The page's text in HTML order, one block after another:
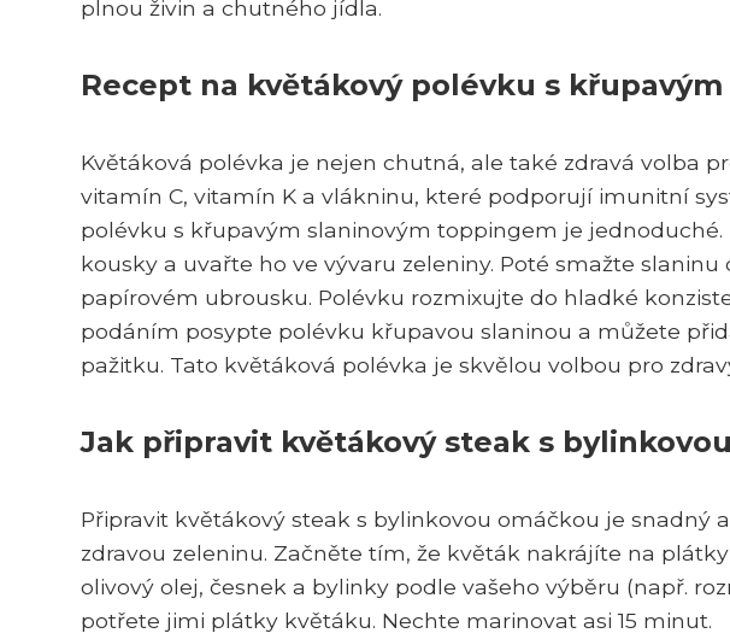
plnou živin a chutného jídla.
Recept na květákový polévku s
Květáková polévka je nejen chutná, ale také zdravá volba
vitamín C, vitamín K a vlákninu, které podporují imunitní
polévku s křupavým slaninovým toppingem je
kousky a uvařte ho ve vývaru zeleniny. Poté smažte
papírovém ubrousku. Polévku rozmixujte do hladké
podáním posypte polévku křupavou slaninou a můžete
pažitku. Tato květáková polévka je skvělou volbou pro
Jak připravit květákový steak s
Připravit květákový steak s bylinkovou omáčkou je snadný
zdravou zeleninu. Začněte tím, že květák nakrájíte na
olivový olej, česnek a bylinky podle vašeho výběru (např.
potřete jimi plátky květáku. Nechte marinovat asi 15 minut.